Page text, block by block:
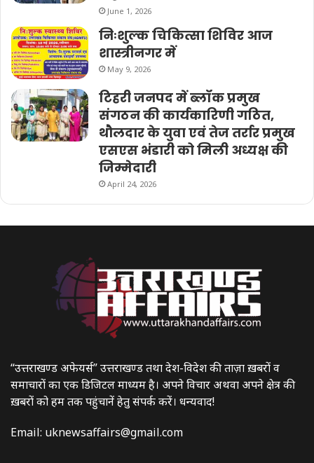
June 1, 2026
निःशुल्क चिकित्सा शिविर आज
शास्त्रीनगर में
May 9, 2026
टिहरी जनपद में ब्लॉक प्रमुख
संगठन की कार्यकारिणी गठित,
थौलदार के युवा एवं तेज तर्रार प्रमुख
एसएस भंडारी को मिली अध्यक्ष की
जिम्मेदारी
April 24, 2026
“उत्तराखण्ड अफेयर्स” उत्तराखण्ड तथा देश-विदेश की ताज़ा ख़बरों व
समाचारों का एक डिजिटल माध्यम है। अपने विचार अथवा अपने क्षेत्र की
ख़बरों को हम तक पहुंचानें हेतु संपर्क करें। धन्यवाद!
Email: uknewsaffairs@gmail.com